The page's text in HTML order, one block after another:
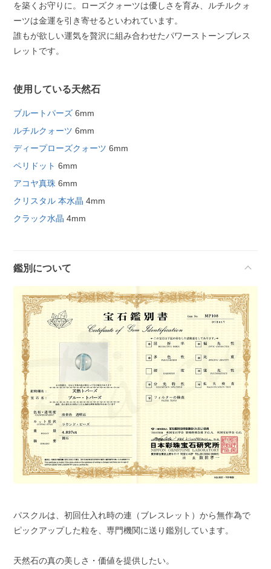
を築くお守りに。ローズクォーツは優しさを育み、ルチルクォ
ーツは金運を引き寄せるといわれています。
誰もが欲しい運気を贅沢に組み合わせたパワーストーンブレス
レットです。
使用している天然石
ブルートパーズ 6mm
ルチルクォーツ 6mm
ディープローズクォーツ 6mm
ペリドット 6mm
アコヤ真珠 6mm
クリスタル 本水晶 4mm
クラック水晶 4mm
鑑別について
パスクルは、初回仕入れ時の連（ブレスレット）から無作為で
ピックアップした粒を、専門機関に送り鑑別しています。
天然石の真の美しさ・価値を提供したい。